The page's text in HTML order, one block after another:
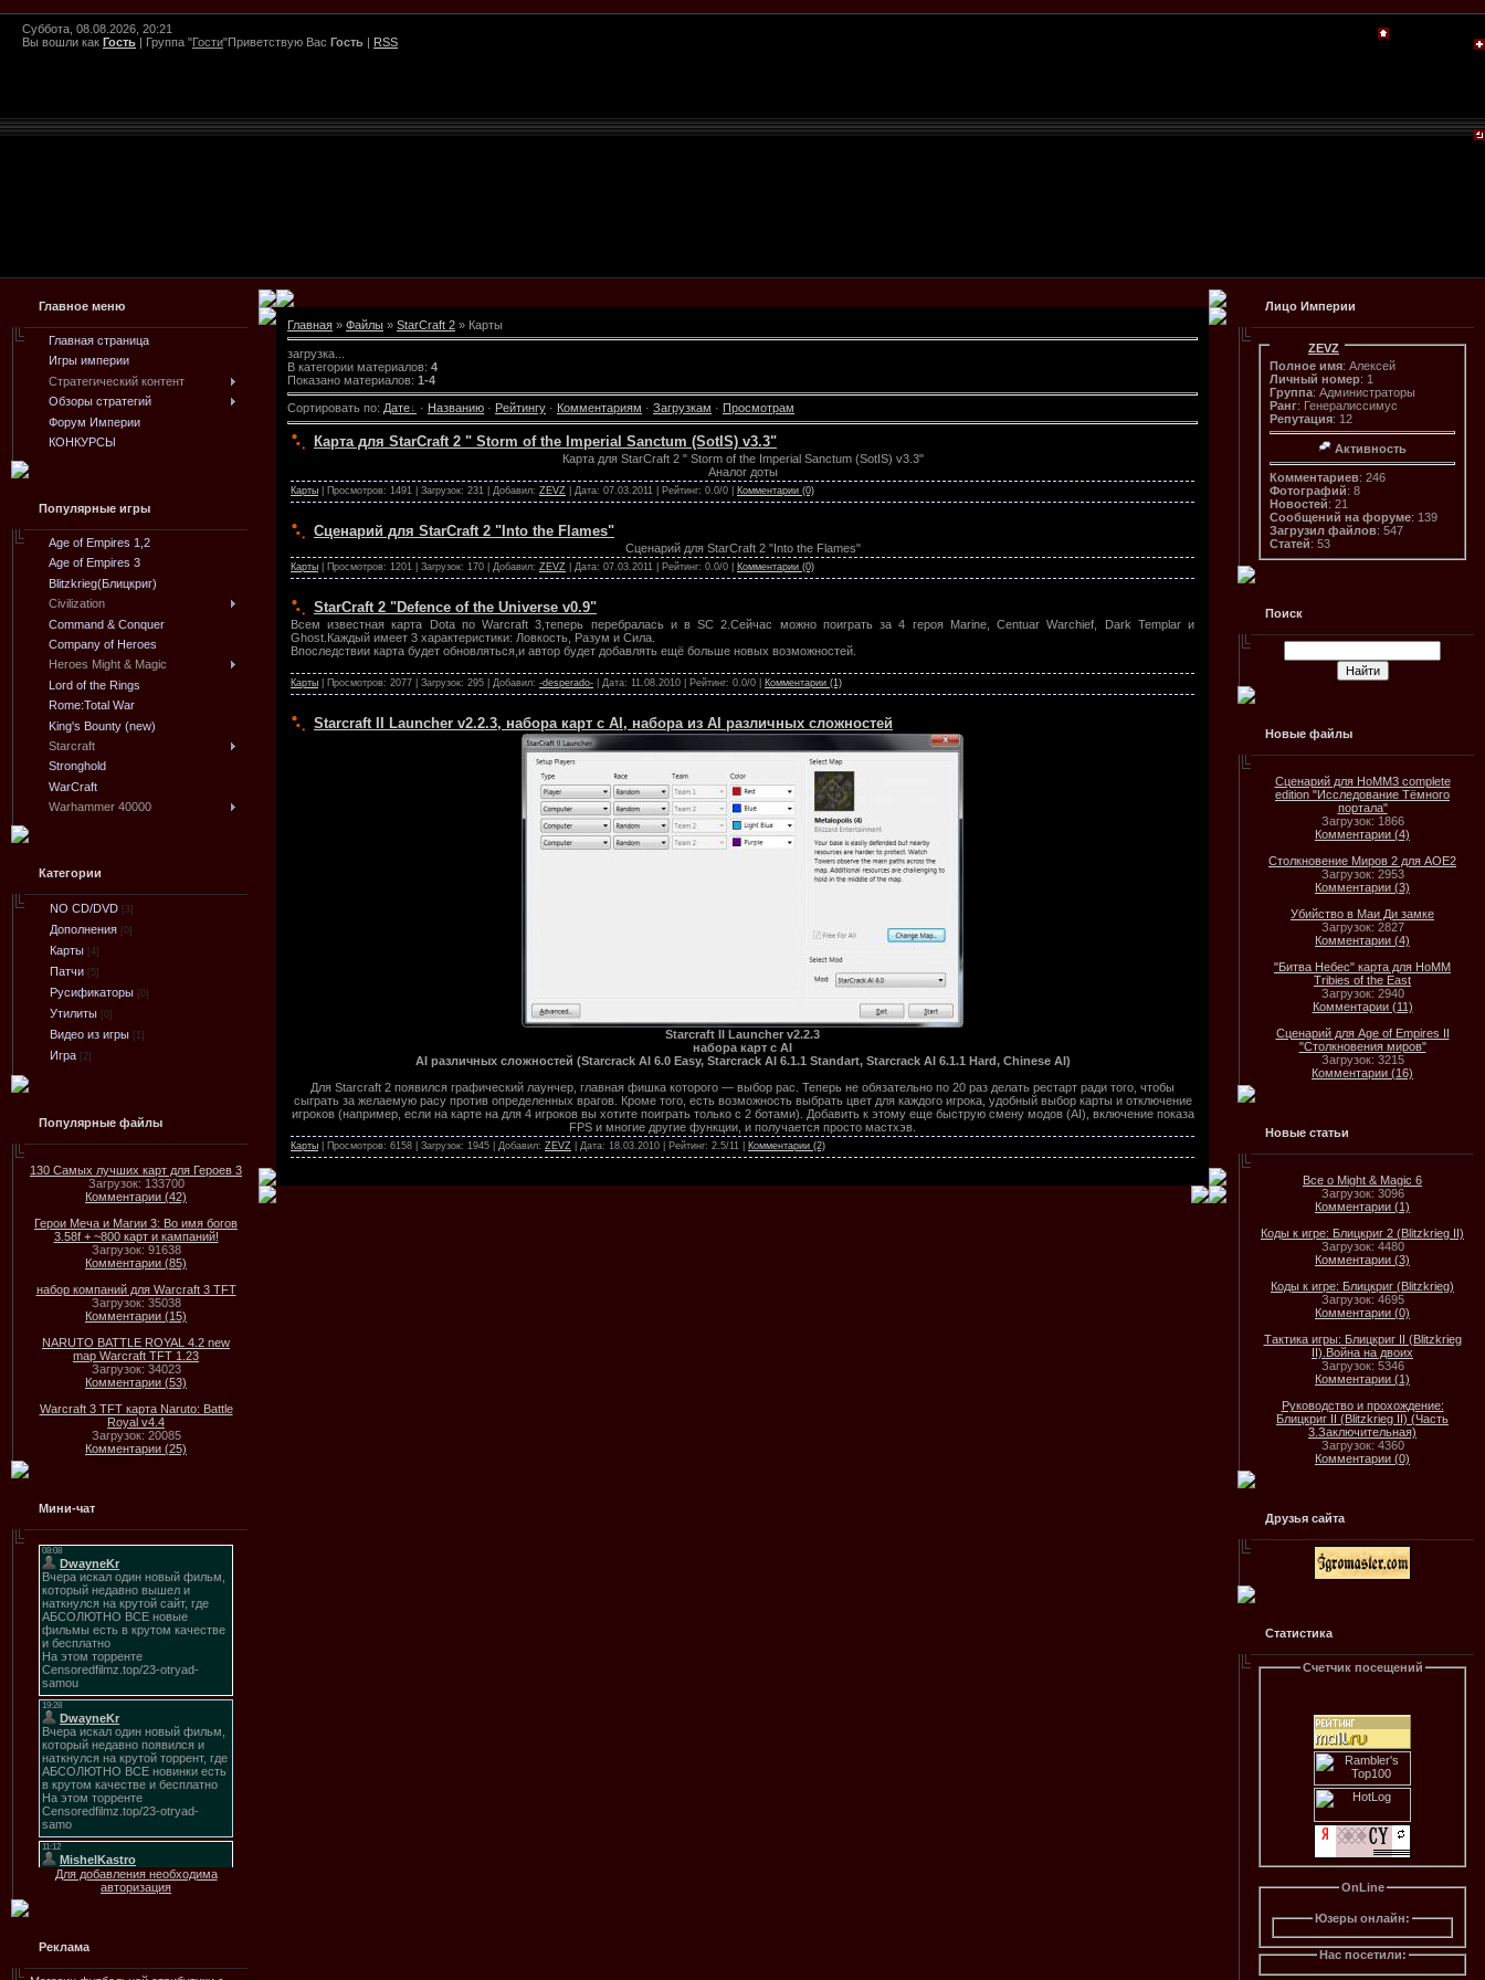
Суббота, 08.08.2026, 20:21
Вы вошли как Гость | Группа "Гости"Приветствую Вас Гость | RSS
Главное меню
Главная страница
Игры империи
Стратегический контент
Обзоры стратегий
Форум Империи
КОНКУРСЫ
Популярные игры
Age of Empires 1,2
Age of Empires 3
Blitzkrieg(Блицкриг)
Civilization
Command & Conquer
Company of Heroes
Heroes Might & Magic
Lord of the Rings
Rome:Total War
King's Bounty (new)
Starcraft
Stronghold
WarCraft
Warhammer 40000
Категории
NO CD/DVD [3]
Дополнения [0]
Карты [4]
Патчи [5]
Русификаторы [0]
Утилиты [0]
Видео из игры [1]
Игра [2]
Популярные файлы
130 Самых лучших карт для Героев 3
Загрузок: 133700
Комментарии (42)
Герои Меча и Магии 3: Во имя богов
3.58f + ~800 карт и кампаний!
Загрузок: 91638
Комментарии (85)
набор компаний для Warcraft 3 TFT
Загрузок: 35038
Комментарии (15)
NARUTO BATTLE ROYAL 4.2 new
map Warcraft TFT 1.23
Загрузок: 34023
Комментарии (53)
Warcraft 3 TFT карта Naruto: Battle
Royal v4.4
Загрузок: 20085
Комментарии (25)
Мини-чат
Для добавления необходима
авторизация
Реклама
Главная » Файлы » StarCraft 2 » Карты
загрузка...
В категории материалов: 4
Показано материалов: 1-4
Сортировать по: Дате · Названию · Рейтингу · Комментариям · Загрузкам · Просмотрам
Карта для StarCraft 2 " Storm of the Imperial Sanctum (SotIS) v3.3"
Карта для StarCraft 2 " Storm of the Imperial Sanctum (SotIS) v3.3"
Аналог доты
Карты | Просмотров: 1491 | Загрузок: 231 | Добавил: ZEVZ | Дата: 07.03.2011 | Рейтинг: 0.0/0 | Комментарии (0)
Сценарий для StarCraft 2 "Into the Flames"
Сценарий для StarCraft 2 "Into the Flames"
Карты | Просмотров: 1201 | Загрузок: 170 | Добавил: ZEVZ | Дата: 07.03.2011 | Рейтинг: 0.0/0 | Комментарии (0)
StarCraft 2 "Defence of the Universe v0.9"
Всем известная карта Dota по Warcraft 3,теперь перебралась и в SC 2.Сейчас можно поиграть за 4 героя Marine, Centuar Warchief, Dark Templar и
Ghost.Каждый имеет 3 характеристики: Ловкость, Разум и Сила.
Впоследствии карта будет обновляться,и автор будет добавлять ещё больше новых возможностей.
Карты | Просмотров: 2077 | Загрузок: 295 | Добавил: -desperado- | Дата: 11.08.2010 | Рейтинг: 0.0/0 | Комментарии (1)
Starcraft II Launcher v2.2.3, набора карт с AI, набора из AI различных сложностей
Starcraft II Launcher v2.2.3
набора карт с AI
AI различных сложностей (Starcrack AI 6.0 Easy, Starcrack AI 6.1.1 Standart, Starcrack AI 6.1.1 Hard, Chinese AI)
Для Starcraft 2 появился графический лаунчер, главная фишка которого — выбор рас. Теперь не обязательно по 20 раз делать рестарт ради того, чтобы
сыграть за желаемую расу против определенных врагов. Кроме того, есть возможность выбрать цвет для каждого игрока, удобный выбор карты и отключение
игроков (например, если на карте на для 4 игроков вы хотите поиграть только с 2 ботами). Добавить к этому еще быструю смену модов (AI), включение показа
FPS и многие другие функции, и получается просто мастхэв.
Карты | Просмотров: 6158 | Загрузок: 1945 | Добавил: ZEVZ | Дата: 18.03.2010 | Рейтинг: 2.5/11 | Комментарии (2)
Лицо Империи
ZEVZ
Полное имя: Алексей
Личный номер: 1
Группа: Администраторы
Ранг: Генералиссимус
Репутация: 12
Активность
Комментариев: 246
Фотографий: 8
Новостей: 21
Сообщений на форуме: 139
Загрузил файлов: 547
Статей: 53
Поиск
Новые файлы
Сценарий для HoMM3 complete
edition "Исследование Тёмного
портала"
Загрузок: 1866
Комментарии (4)
Столкновение Миров 2 для AOE2
Загрузок: 2953
Комментарии (3)
Убийство в Маи Ди замке
Загрузок: 2827
Комментарии (4)
"Битва Небес" карта для HoMM
Tribies of the East
Загрузок: 2940
Комментарии (11)
Сценарий для Age of Empires II
"Столкновения миров"
Загрузок: 3215
Комментарии (16)
Новые статьи
Все о Might & Magic 6
Загрузок: 3096
Комментарии (1)
Коды к игре: Блицкриг 2 (Blitzkrieg II)
Загрузок: 4480
Комментарии (3)
Коды к игре: Блицкриг (Blitzkrieg)
Загрузок: 4695
Комментарии (0)
Тактика игры: Блицкриг II (Blitzkrieg
II).Война на двоих
Загрузок: 5346
Комментарии (1)
Руководство и прохождение:
Блицкриг II (Blitzkrieg II) (Часть
3.Заключительная)
Загрузок: 4360
Комментарии (0)
Друзья сайта
Статистика
Счетчик посещений
OnLine
Юзеры онлайн:
Нас посетили: